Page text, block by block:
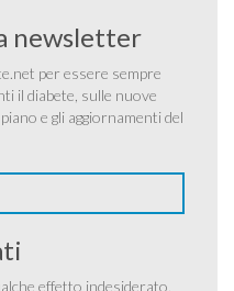
newsletter
per essere sempre
il diabete, sulle nuove
e gli aggiornamenti del
effetto indesiderato,